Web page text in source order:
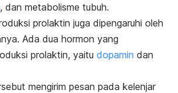
, dan metabolisme tubuh.
prolaktin juga dipengaruhi oleh
Ada dua hormon yang
prolaktin, yaitu dopamin dan
mengirim pesan pada kelenjar